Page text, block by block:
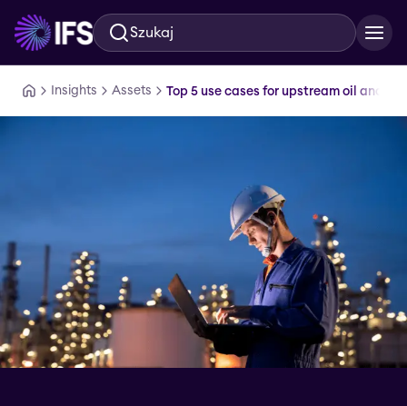
Przejdź do głównej treści
Szukaj
Insights Assets Top 5 use cases for upstream oil and